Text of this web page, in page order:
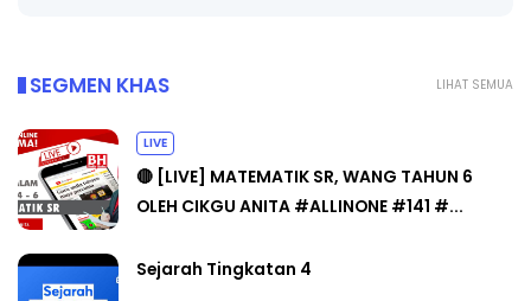
LIHAT SEMUA
SEGMEN KHAS
LIVE
🔴 [LIVE] MATEMATIK SR, WANG TAHUN 6
OLEH CIKGU ANITA #ALLINONE #141 #...
Sejarah Tingkatan 4